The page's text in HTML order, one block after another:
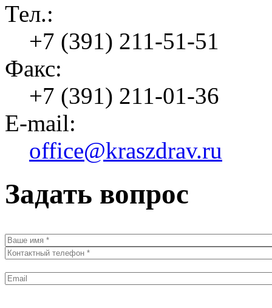
Тел.:
+7 (391) 211-51-51
Факс:
+7 (391) 211-01-36
E-mail:
office@kraszdrav.ru
Задать вопрос